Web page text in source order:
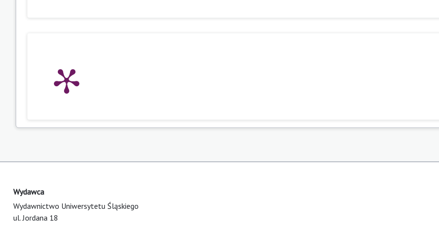
Wydawca
Wydawnictwo Uniwersytetu Śląskiego
ul. Jordana 18